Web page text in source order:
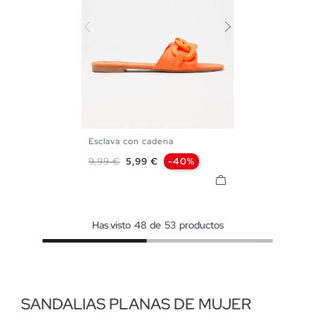
35 36 37 38
41
Esclava con cadena
Precio base
9,99 € Precio
5,99 € -40%
Has visto 48 de 53 productos
SANDALIAS PLANAS DE MUJER